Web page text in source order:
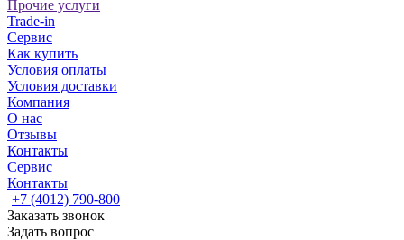
Прочие услуги
Trade-in
Сервис
Как купить
Условия оплаты
Условия доставки
Компания
О нас
Отзывы
Контакты
Сервис
Контакты
+7 (4012) 790-800
Заказать звонок
Задать вопрос